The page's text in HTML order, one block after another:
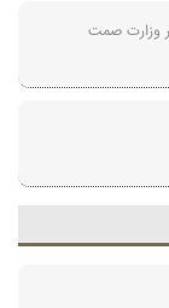
وزارت صمت